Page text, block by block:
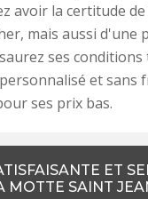
avoir la certitude
mais aussi d'une
ses
et sans
ses prix bas.
ET
MOTTE SAINT